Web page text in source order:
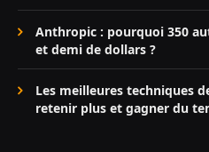
Anthropic : pourquoi 350
et demi de dollars ?
Les meilleures techniques
retenir plus et gagner du